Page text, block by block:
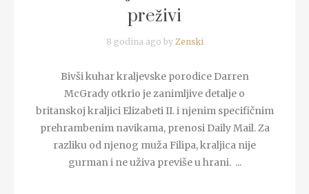
preživi
8 godina ago by Zenski
Bivši kuhar kraljevske porodice Darren
McGrady otkrio je zanimljive detalje o
britanskoj kraljici Elizabeti II. i njenim specifičnim
prehrambenim navikama, prenosi Daily Mail. Za
razliku od njenog muža Filipa, kraljica nije
gurman i ne uživa previše u hrani. ...